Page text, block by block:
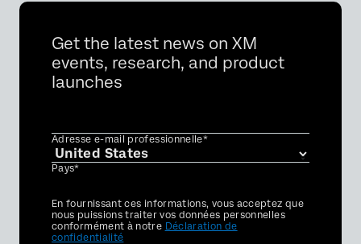
Get the latest news on XM
events, research, and product
launches
Adresse e-mail professionnelle*
Pays*
Privacy
Optin
En fournissant ces informations, vous acceptez que
nous puissions traiter vos données personnelles
conformément à notre Déclaration de
confidentialité